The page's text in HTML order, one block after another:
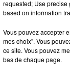
/]
requested; Use precise
based on information
Vous pouvez accepter
mes choix". Vous
ce site. Vous pouvez
bas de chaque page.